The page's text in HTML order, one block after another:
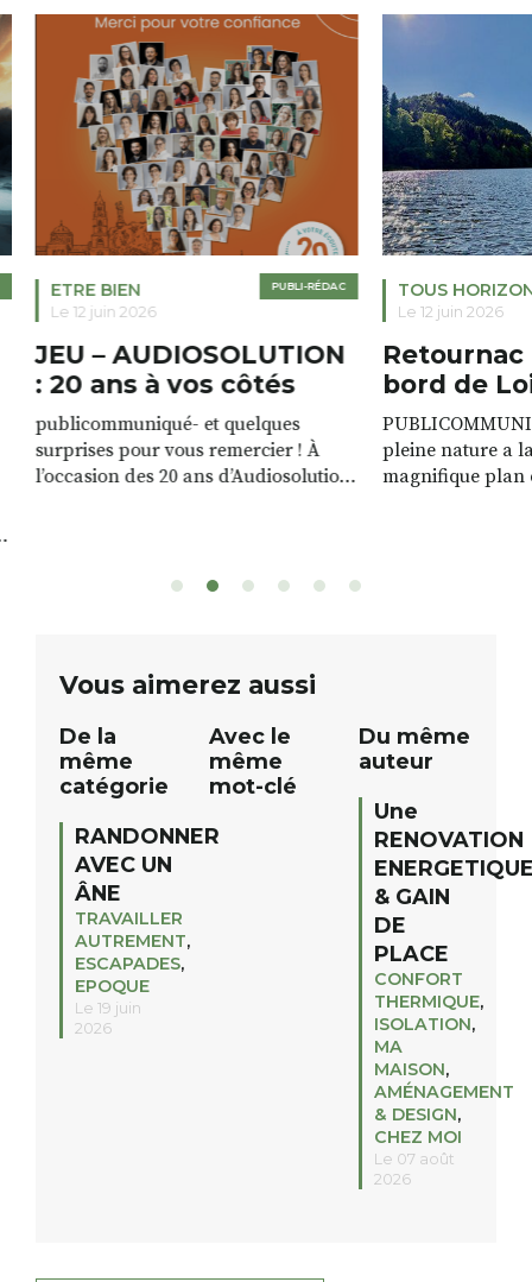
PUBLI-RÉDAC
ETRE BIEN
Le 12 juin 2026
JEU – AUDIOSOLUTION
: 20 ans à vos côtés
publicommuniqué- et quelques
surprises pour vous remercier ! À
l’occasion des 20 ans d’Audiosolution,
sont à gagner, sélectionnés auprès
12h à […]
TOUS
Le 12 juin 2026
Retournac
bord de
pleine nature a
magnifique plan
Vous aimerez aussi
De la
même
catégorie
RANDONNER
AVEC UN
ÂNE
TRAVAILLER
AUTREMENT,
ESCAPADES,
EPOQUE
Le 19 juin
2026
Avec le
même
mot-clé
Du même
auteur
Une
RENOVATION
& GAIN
DE
PLACE
CONFORT
THERMIQUE,
ISOLATION,
MA
MAISON,
AMÉNAGEMENT
& DESIGN,
CHEZ MOI
Le 07 août
2026